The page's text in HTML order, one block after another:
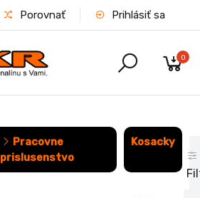
Porovnať Prihlásiť sa
0
Kosacky
Pracovne
prislusenstvo